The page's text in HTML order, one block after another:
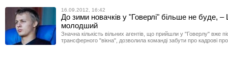
16.09.2012, 16:42
До зими новачків у "Говерлі" більше не буде,
молодший
Значна кількість вільних агентів, що прийшли у "Говерлу" вже
трансферного "вікна", дозволила команді забути про кадрові